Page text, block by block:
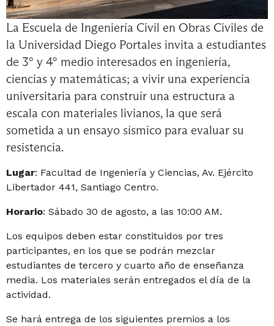
La Escuela de Ingeniería Civil en Obras Civiles de
la Universidad Diego Portales invita a estudiantes
de 3° y 4° medio interesados en ingeniería,
ciencias y matemáticas; a vivir una experiencia
universitaria para construir una estructura a
escala con materiales livianos, la que será
sometida a un ensayo sísmico para evaluar su
resistencia.
Lugar: Facultad de Ingeniería y Ciencias, Av. Ejército
Libertador 441, Santiago Centro.
Horario: Sábado 30 de agosto, a las 10:00 AM.
Los equipos deben estar constituidos por tres
participantes, en los que se podrán mezclar
estudiantes de tercero y cuarto año de enseñanza
media. Los materiales serán entregados el día de la
actividad.
Se hará entrega de los siguientes premios a los